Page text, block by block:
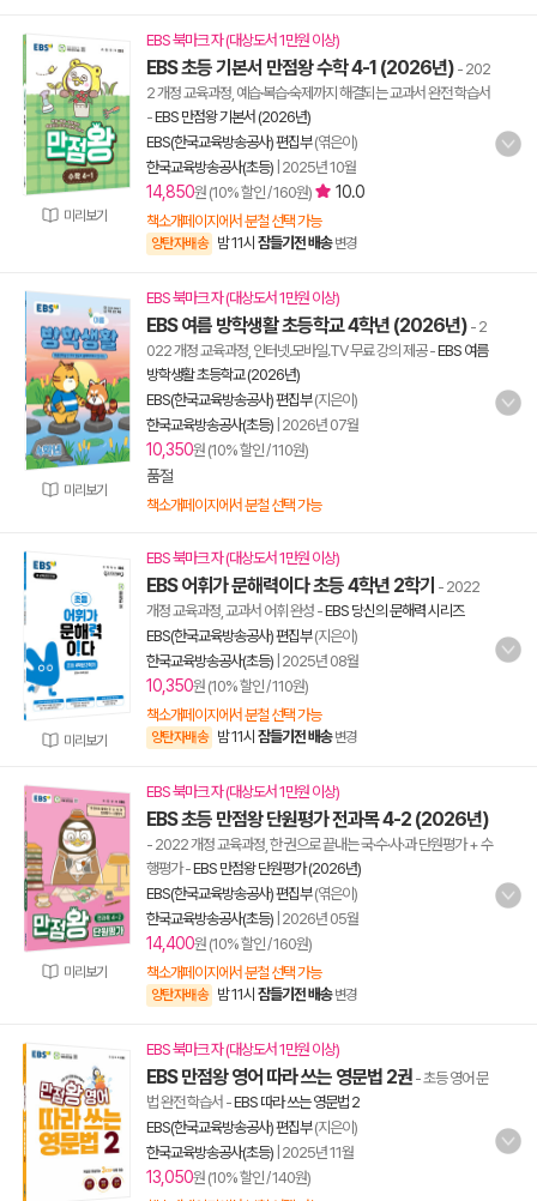
미리보기
EBS 북마크 자 (대상도서 1만원 이상)
EBS 초등 기본서 만점왕 수학 4-1 (2026년) - 202
2 개정 교육과정, 예습·복습·숙제까지 해결되는 교과서 완전 학습서
-EBS 만점왕 기본서 (2026년)
EBS(한국교육방송공사) 편집부(엮은이)
한국교육방송공사(초등) 2025년 10월
14,850원 (10% 할인 / 160원) 10.0
책소개페이지에서 분철 선택 가능
양탄자배송 밤 11시 잠들기전 배송 변경
미리보기
EBS 북마크 자 (대상도서 1만원 이상)
EBS 여름 방학생활 초등학교 4학년 (2026년) - 2
022 개정 교육과정, 인터넷.모바일.TV 무료 강의 제공-EBS 여름
방학생활 초등학교 (2026년)
EBS(한국교육방송공사) 편집부(지은이)
한국교육방송공사(초등) 2026년 07월
10,350원 (10% 할인 / 110원)
품절
책소개페이지에서 분철 선택 가능
미리보기
EBS 북마크 자 (대상도서 1만원 이상)
EBS 어휘가 문해력이다 초등 4학년 2학기 - 2022
개정 교육과정, 교과서 어휘 완성 -EBS 당신의 문해력 시리즈
EBS(한국교육방송공사) 편집부(지은이)
한국교육방송공사(초등) 2025년 08월
10,350원 (10% 할인 / 110원)
책소개페이지에서 분철 선택 가능
양탄자배송 밤 11시 잠들기전 배송 변경
미리보기
EBS 북마크 자 (대상도서 1만원 이상)
EBS 초등 만점왕 단원평가 전과목 4-2 (2026년)
- 2022 개정 교육과정, 한 권으로 끝내는 국·수·사·과 단원평가 + 수
행평가-EBS 만점왕 단원평가 (2026년)
EBS(한국교육방송공사) 편집부(엮은이)
한국교육방송공사(초등) 2026년 05월
14,400원 (10% 할인 / 160원)
책소개페이지에서 분철 선택 가능
양탄자배송 밤 11시 잠들기전 배송 변경
EBS 북마크 자 (대상도서 1만원 이상)
EBS 만점왕 영어 따라 쓰는 영문법 2권 - 초등 영어 문
법 완전 학습서 -EBS 따라 쓰는 영문법 2
EBS(한국교육방송공사) 편집부(지은이)
한국교육방송공사(초등) 2025년 11월
13,050원 (10% 할인 / 140원)